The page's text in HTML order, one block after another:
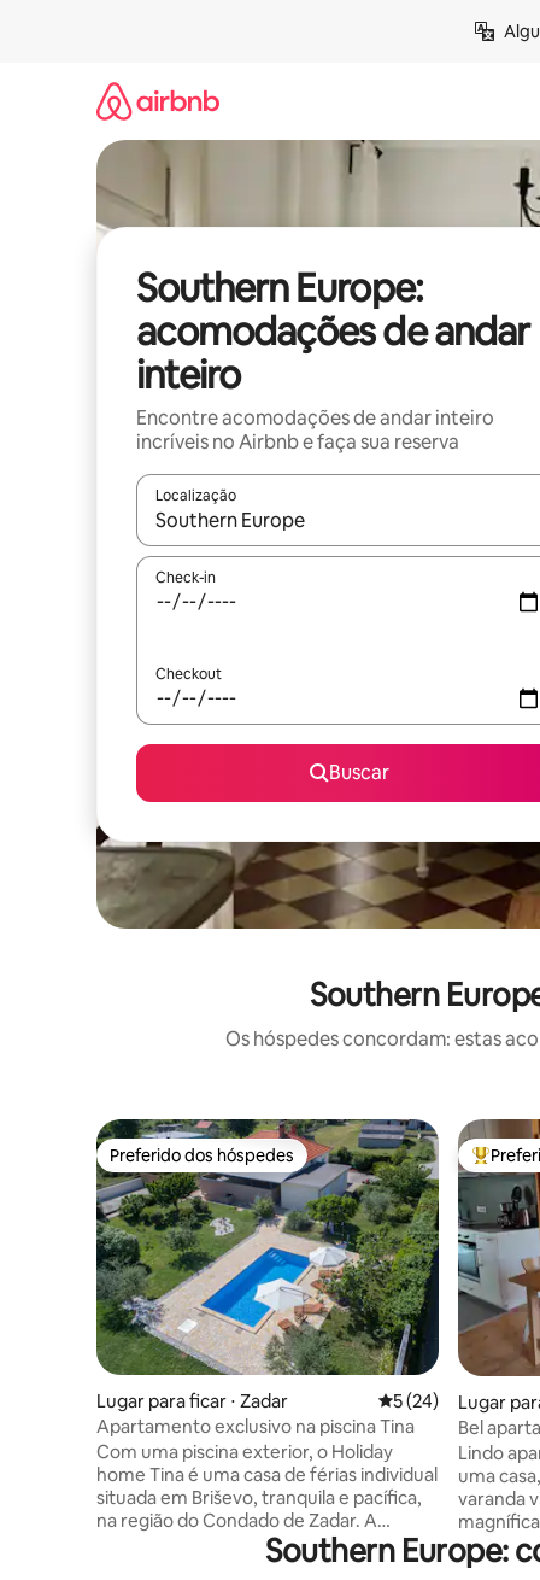
Southern Europe:
acomodações de andar
inteiro
Encontre acomodações de andar inteiro
incríveis no Airbnb e faça sua reserva
Localização
Quando os resultados estiverem disponíveis,
Check-in
Checkout
Buscar
Southern
Os hóspedes concordam: estas
Preferido dos hóspedes
Preferido dos hóspedes
Lugar para ficar ⋅ Zadar 5 de uma
5 (24)
Apartamento exclusivo na piscina Tina
Com uma piscina exterior, o Holiday
home Tina é uma casa de férias individual
situada em Briševo, tranquila e pacífica,
na região do Condado de Zadar. A
unidade climatizada fica a 9 km de Zadar
e os hóspedes beneficiam de acesso Wi-
Entre
Lugar
Bel
pessoas
Lindo
uma
varanda
magnífica da
fechada
600 m do
Southern Europe: